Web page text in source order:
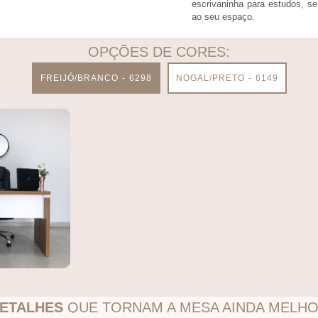
escrivaninha para estudos,
ao seu espaço.
OPÇÕES DE CORES:
FREIJÓ/BRANCO - 6298 NOGAL/PRETO - 6149
QUE TORNAM A MESA AINDA